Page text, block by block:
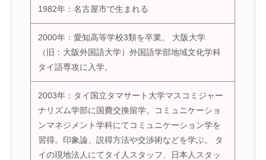
1982年：名古屋市で生まれる
2000年：愛知高等学校3類を卒業。 大阪大学
（旧：大阪外国語大学）外国語学部地域文化学科
タイ語専攻に入学。
2003年：タイ国立タマサート大学マスコミジャー
ナリズム学部に国費交換留学。コミュニケーショ
ンマネジメント学科にてコミュニケーション学を
習得。印象論、説得方法や交渉術などを学ぶ。 タ
イの現地法人にてタイ人スタッフ、日本人スタッ